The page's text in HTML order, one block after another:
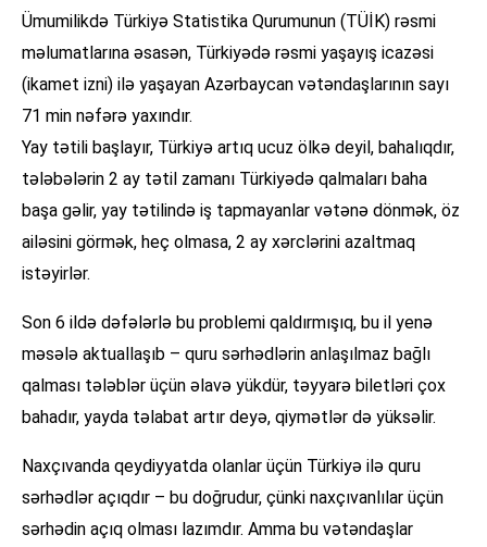
Ümumilikdə Türkiyə Statistika Qurumunun (TÜİK) rəsmi
məlumatlarına əsasən, Türkiyədə rəsmi yaşayış icazəsi
(ikamet izni) ilə yaşayan Azərbaycan vətəndaşlarının sayı
71 min nəfərə yaxındır.
Yay tətili başlayır, Türkiyə artıq ucuz ölkə deyil, bahalıqdır,
tələbələrin 2 ay tətil zamanı Türkiyədə qalmaları baha
başa gəlir, yay tətilində iş tapmayanlar vətənə dönmək, öz
ailəsini görmək, heç olmasa, 2 ay xərclərini azaltmaq
istəyirlər.
Son 6 ildə dəfələrlə bu problemi qaldırmışıq, bu il yenə
məsələ aktuallaşıb – quru sərhədlərin anlaşılmaz bağlı
qalması tələblər üçün əlavə yükdür, təyyarə biletləri çox
bahadır, yayda təlabat artır deyə, qiymətlər də yüksəlir.
Naxçıvanda qeydiyyatda olanlar üçün Türkiyə ilə quru
sərhədlər açıqdır – bu doğrudur, çünki naxçıvanlılar üçün
sərhədin açıq olması lazımdır. Amma bu vətəndaşlar